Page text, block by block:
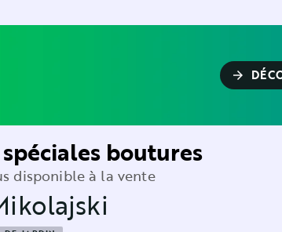
arrow_forward
boutures
disponible à la vente